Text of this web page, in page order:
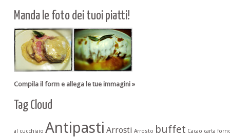
Manda le foto dei tuoi piatti!
Compila il form e allega le tue immagini »
Tag Cloud
al cucchiaio Antipasti Arrosti Arrosto buffet Cacao carta